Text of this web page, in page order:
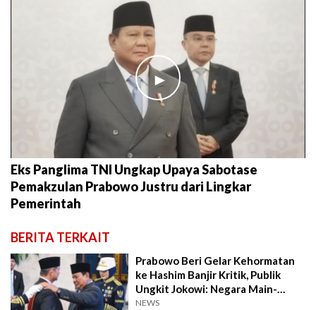
►
Eks Panglima TNI Ungkap Upaya Sabotase
Pemakzulan Prabowo Justru dari Lingkar
Pemerintah
BERITA TERKAIT
Prabowo Beri Gelar Kehormatan
ke Hashim Banjir Kritik, Publik
Ungkit Jokowi: Negara Main-
mainan!
NEWS